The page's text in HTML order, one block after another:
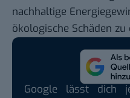
nachhaltige
ökologische Schäden
Google lässt dich